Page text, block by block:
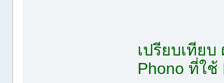
เปรียบเทีย
Phono ที่ใช้